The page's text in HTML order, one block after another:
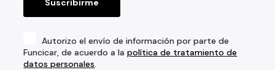
Autorizo el envío de información por parte de
Funcicar, de acuerdo a lapolítica de tratamiento de
datos personales.